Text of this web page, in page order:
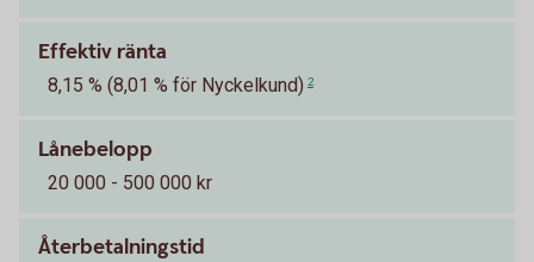
Effektiv ränta
8,15 % (8,01 % för Nyckelkund) 2
Lånebelopp
20 000 - 500 000 kr
Återbetalningstid